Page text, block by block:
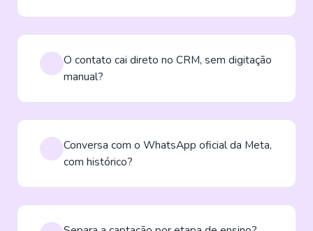
O contato cai direto no CRM, sem digitação
manual?
Conversa com o WhatsApp oficial da Meta,
com histórico?